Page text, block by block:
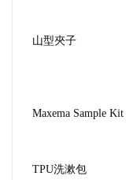
山型夾子
Maxema Sample Kit
TPU洗漱包